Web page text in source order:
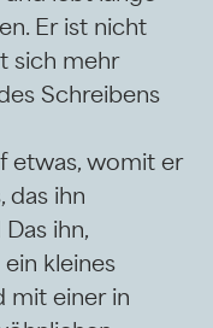
Er ist nicht
sich mehr
Schreibens
etwas, womit er
das ihn
ihn,
kleines
mit einer in